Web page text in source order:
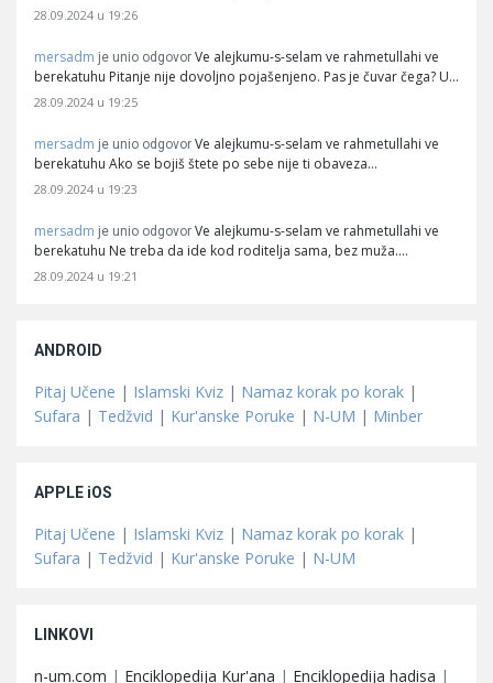
28.09.2024 u 19:26
mersadm je unio odgovor Ve alejkumu-s-selam ve rahmetullahi ve
berekatuhu Pitanje nije dovoljno pojašenjeno. Pas je čuvar čega? U…
28.09.2024 u 19:25
mersadm je unio odgovor Ve alejkumu-s-selam ve rahmetullahi ve
berekatuhu Ako se bojiš štete po sebe nije ti obaveza…
28.09.2024 u 19:23
mersadm je unio odgovor Ve alejkumu-s-selam ve rahmetullahi ve
berekatuhu Ne treba da ide kod roditelja sama, bez muža.…
28.09.2024 u 19:21
ANDROID
Pitaj Učene | Islamski Kviz | Namaz korak po korak |
Sufara | Tedžvid | Kur'anske Poruke | N-UM | Minber
APPLE iOS
Pitaj Učene | Islamski Kviz | Namaz korak po korak |
Sufara | Tedžvid | Kur'anske Poruke | N-UM
LINKOVI
n-um.com | Enciklopedija Kur'ana | Enciklopedija hadisa |